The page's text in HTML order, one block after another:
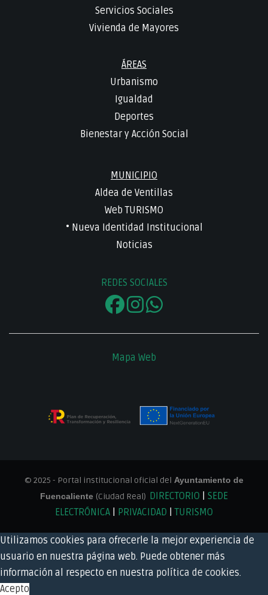
Servicios Sociales
Vivienda de Mayores
ÁREAS
Urbanismo
Igualdad
Deportes
Bienestar y Acción Social
MUNICIPIO
Aldea de Ventillas
Web TURISMO
• Nueva Identidad Institucional
Noticias
REDES SOCIALES
Mapa Web
© 2025 - Portal institucional oficial del Ayuntamiento de
Fuencaliente (Ciudad Real) DIRECTORIO
SEDE
ELECTRÓNICA
PRIVACIDAD |TURISMO
Utilizamos cookies para ofrecerle la mejor experiencia de
usuario en nuestra página web. Puede obtener más
información al respecto en nuestra política de cookies.
Acepto